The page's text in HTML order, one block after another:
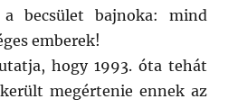
becsület bajnoka: mind
emberek!
hogy 1993. óta tehát
megértenie ennek az